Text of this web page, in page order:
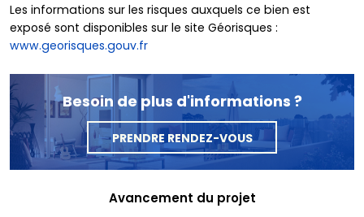
Les informations sur les risques auxquels ce bien est
exposé sont disponibles sur le site Géorisques :
www.georisques.gouv.fr
Besoin de plus d'informations ?
PRENDRE RENDEZ-VOUS
Avancement du projet